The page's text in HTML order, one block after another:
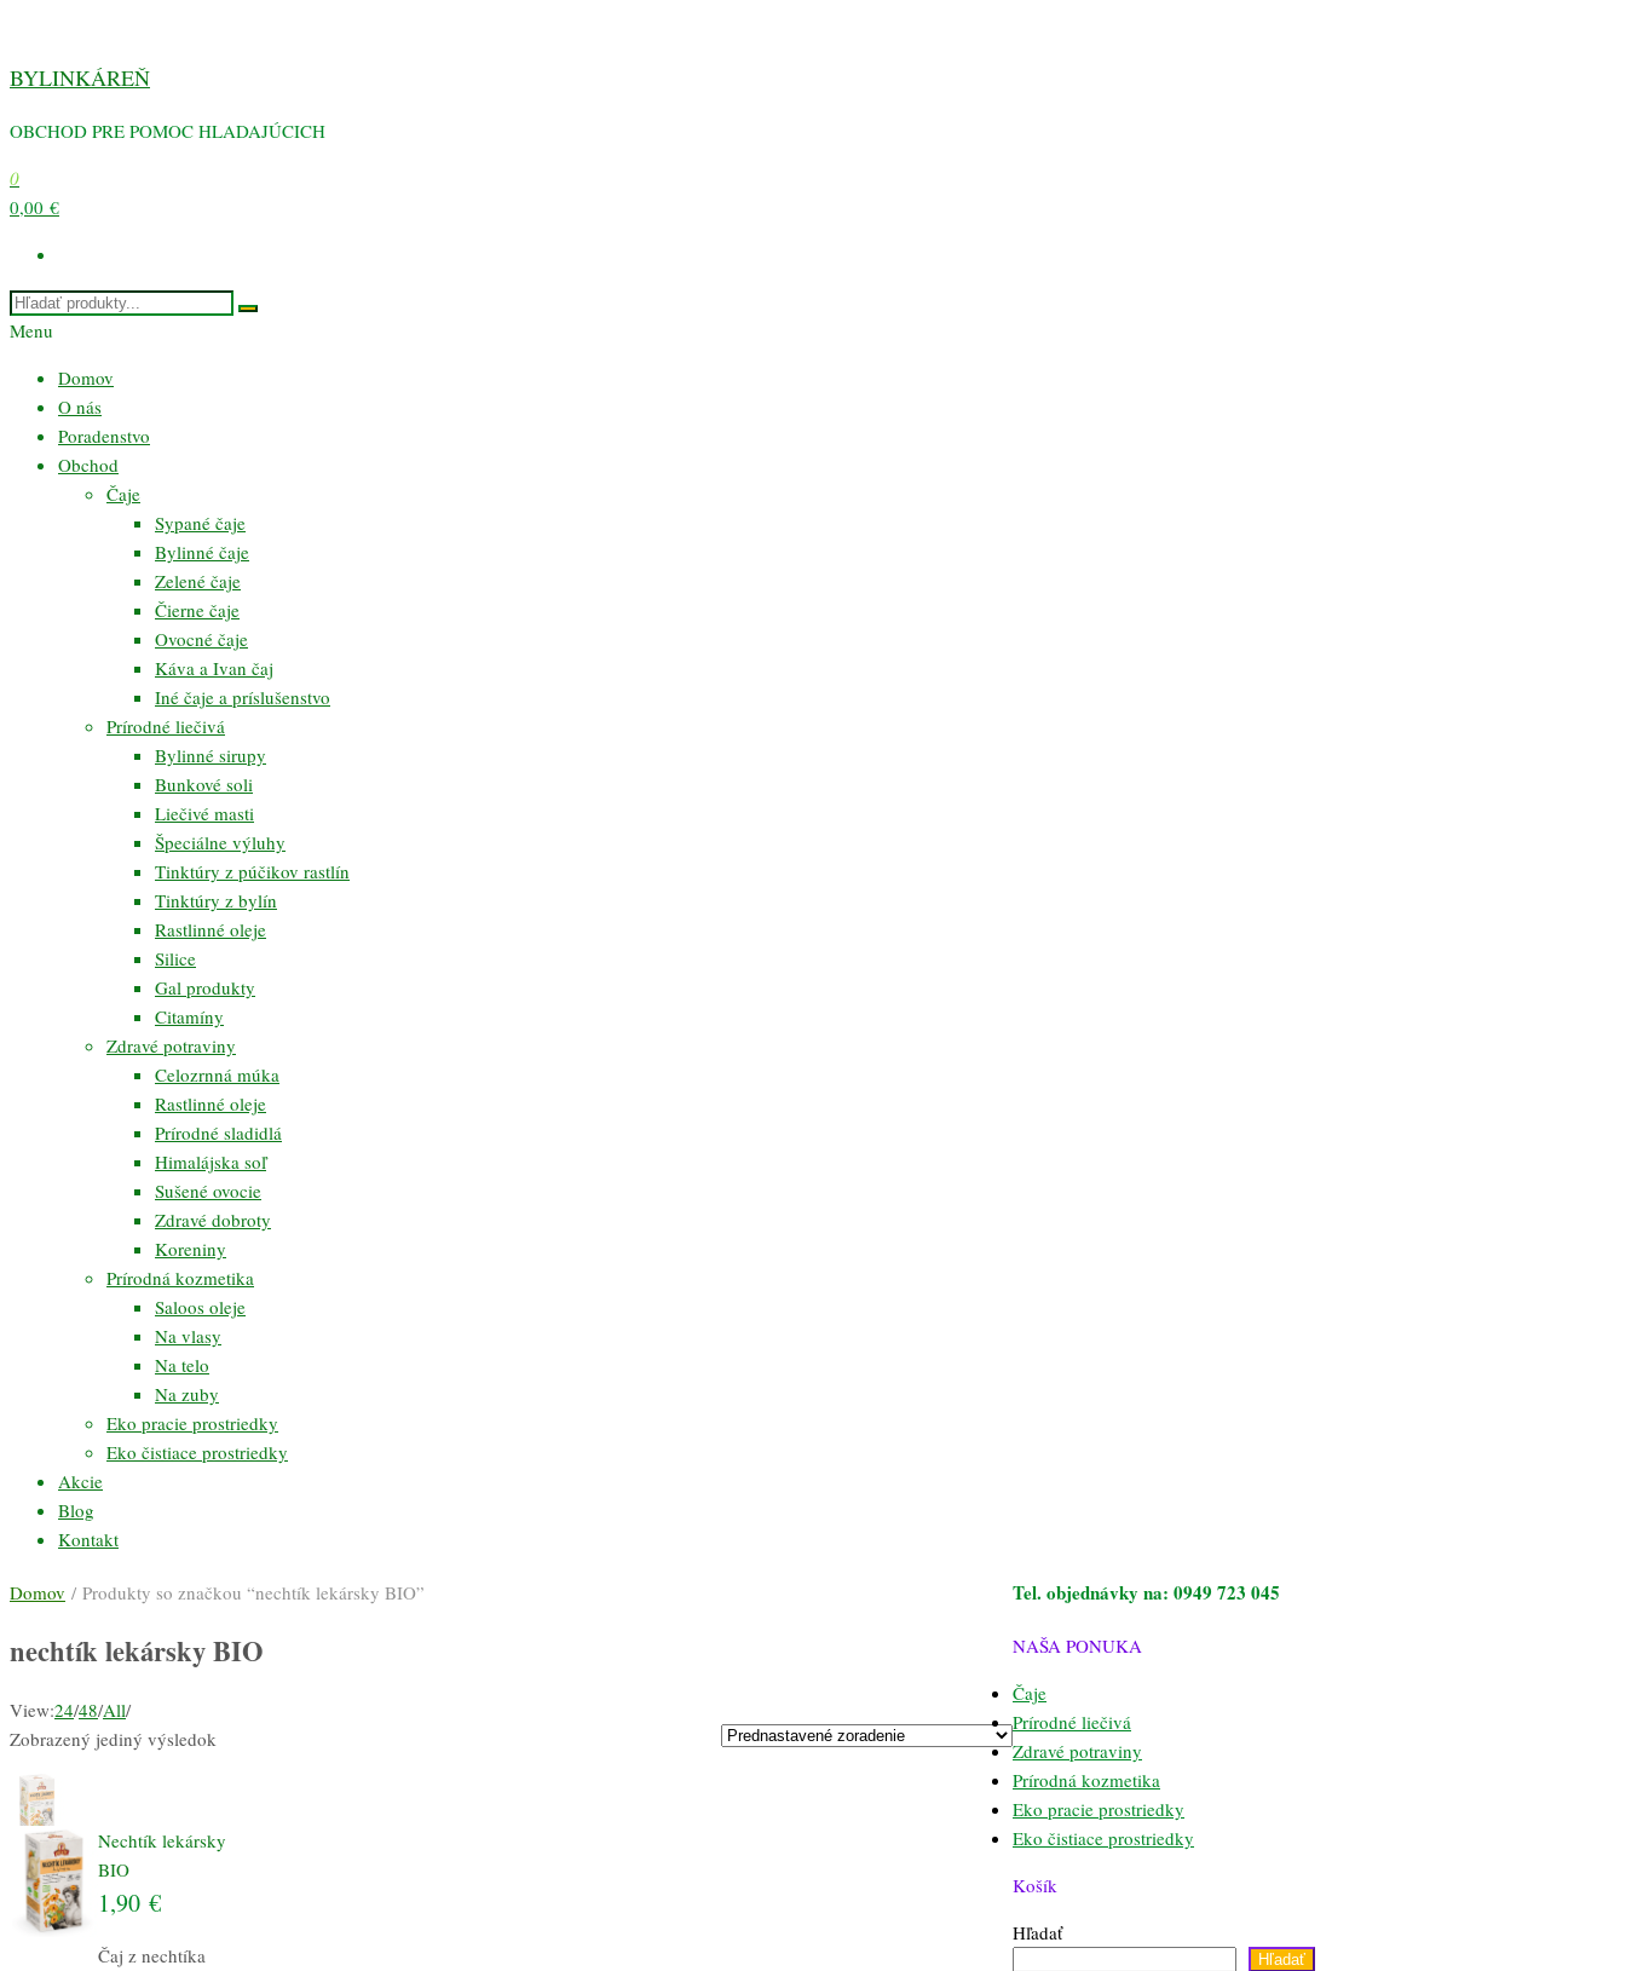
obsah
BYLINKÁREŇ
OBCHOD PRE POMOC HLADAJÚCICH
0
0,00 €
Menu
Domov
O nás
Poradenstvo
Obchod
Čaje
Sypané čaje
Bylinné čaje
Zelené čaje
Čierne čaje
Ovocné čaje
Káva a Ivan čaj
Iné čaje a príslušenstvo
Prírodné liečivá
Bylinné sirupy
Bunkové soli
Liečivé masti
Špeciálne výluhy
Tinktúry z púčikov rastlín
Tinktúry z bylín
Rastlinné oleje
Silice
Gal produkty
Citamíny
Zdravé potraviny
Celozrnná múka
Rastlinné oleje
Prírodné sladidlá
Himalájska soľ
Sušené ovocie
Zdravé dobroty
Koreniny
Prírodná kozmetika
Saloos oleje
Na vlasy
Na telo
Na zuby
Eko pracie prostriedky
Eko čistiace prostriedky
Akcie
Blog
Kontakt
Domov / Produkty so značkou “nechtík lekársky BIO”
nechtík lekársky BIO
View:24/48/All/
Zobrazený jediný výsledok
Nechtík lekársky
BIO
1,90€
Čaj z nechtíka
Tel. objednávky na: 0949 723 045
NAŠA PONUKA
Čaje
Prírodné liečivá
Zdravé potraviny
Prírodná kozmetika
Eko pracie prostriedky
Eko čistiace prostriedky
Košík
Hľadať
Hľadať